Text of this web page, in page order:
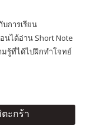
การเรียน
นได้อ่าน Short Note
มรู้ที่ได้ไปฝึกทำโจทย์
ะกร้า